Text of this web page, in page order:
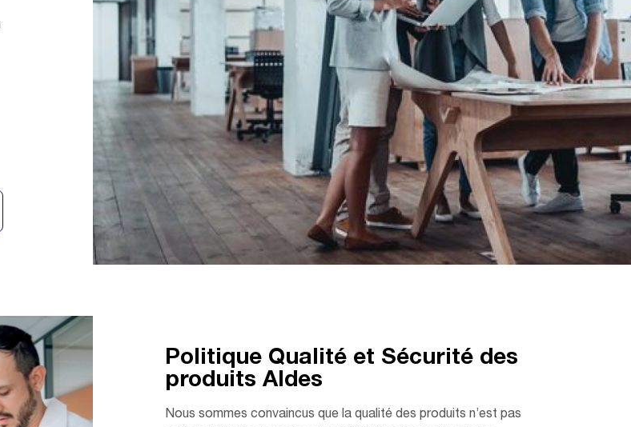
Politique Qualité et Sécurité des
produits Aldes
Nous sommes convaincus que la qualité des produits n’est pas